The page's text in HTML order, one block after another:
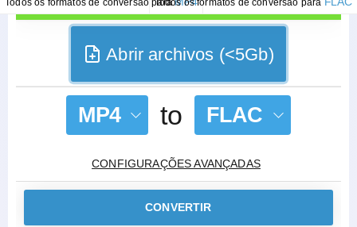
Abrir archivos (<5Gb)
MP4 to FLAC
CONFIGURAÇÕES AVANÇADAS
CONVERTIR